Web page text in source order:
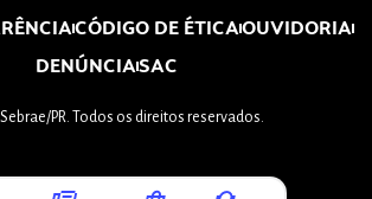
CÓDIGO DE ÉTICAOUVIDORIA
DENÚNCIASAC
PR. Todos os direitos reservados.